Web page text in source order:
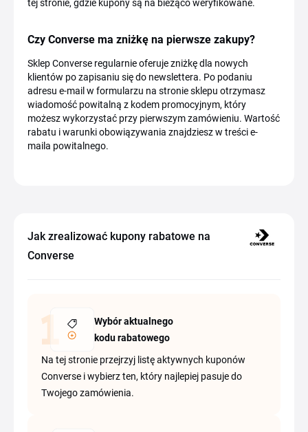
tej stronie, gdzie kupony są na bieżąco weryfikowane.
Czy Converse ma zniżkę na pierwsze zakupy?
Sklep Converse regularnie oferuje zniżkę dla nowych
klientów po zapisaniu się do newslettera. Po podaniu
adresu e-mail w formularzu na stronie sklepu otrzymasz
wiadomość powitalną z kodem promocyjnym, który
możesz wykorzystać przy pierwszym zamówieniu. Wartość
rabatu i warunki obowiązywania znajdziesz w treści e-
maila powitalnego.
Jak zrealizować kupony rabatowe na
Converse
Wybór aktualnego
kodu rabatowego
Na tej stronie przejrzyj listę aktywnych kuponów
Converse i wybierz ten, który najlepiej pasuje do
Twojego zamówienia.